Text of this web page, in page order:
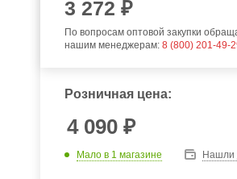
3 272 ₽
По вопросам оптовой закупки
нашим менеджерам: 8 (800) 201-49-
Розничная цена:
4 090₽
Мало в 1 магазине Нашли